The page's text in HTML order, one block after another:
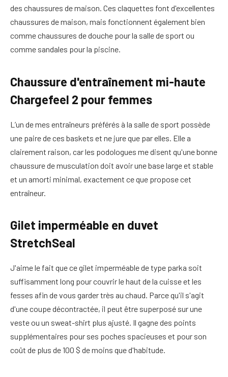
des chaussures de maison. Ces claquettes font d'excellentes
chaussures de maison, mais fonctionnent également bien
comme chaussures de douche pour la salle de sport ou
comme sandales pour la piscine.
Chaussure d'entraînement mi-haute
Chargefeel 2 pour femmes
L’un de mes entraîneurs préférés à la salle de sport possède
une paire de ces baskets et ne jure que par elles. Elle a
clairement raison, car les podologues me disent qu'une bonne
chaussure de musculation doit avoir une base large et stable
et un amorti minimal, exactement ce que propose cet
entraîneur.
Gilet imperméable en duvet
StretchSeal
J'aime le fait que ce gilet imperméable de type parka soit
suffisamment long pour couvrir le haut de la cuisse et les
fesses afin de vous garder très au chaud. Parce qu'il s'agit
d'une coupe décontractée, il peut être superposé sur une
veste ou un sweat-shirt plus ajusté. Il gagne des points
supplémentaires pour ses poches spacieuses et pour son
coût de plus de 100 $ de moins que d'habitude.